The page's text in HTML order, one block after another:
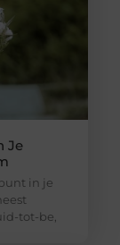
Je
in je
tot-be,